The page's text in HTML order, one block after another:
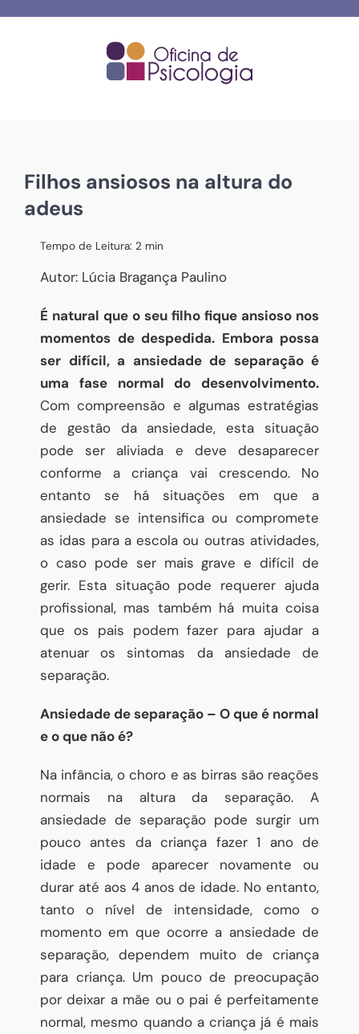
Filhos ansiosos na altura do
adeus
Tempo de Leitura: 2 min
Autor: Lúcia Bragança Paulino
É natural que o seu filho fique ansioso nos
momentos de despedida. Embora possa
ser difícil, a ansiedade de separação é
uma fase normal do desenvolvimento.
Com compreensão e algumas estratégias
de gestão da ansiedade, esta situação
pode ser aliviada e deve desaparecer
conforme a criança vai crescendo. No
entanto se há situações em que a
ansiedade se intensifica ou compromete
as idas para a escola ou outras atividades,
o caso pode ser mais grave e difícil de
gerir. Esta situação pode requerer ajuda
profissional, mas também há muita coisa
que os pais podem fazer para ajudar a
atenuar os sintomas da ansiedade de
separação.
Ansiedade de separação – O que é normal
e o que não é?
Na infância, o choro e as birras são reações
normais na altura da separação. A
ansiedade de separação pode surgir um
pouco antes da criança fazer 1 ano de
idade e pode aparecer novamente ou
durar até aos 4 anos de idade. No entanto,
tanto o nível de intensidade, como o
momento em que ocorre a ansiedade de
separação, dependem muito de criança
para criança. Um pouco de preocupação
por deixar a mãe ou o pai é perfeitamente
normal, mesmo quando a criança já é mais